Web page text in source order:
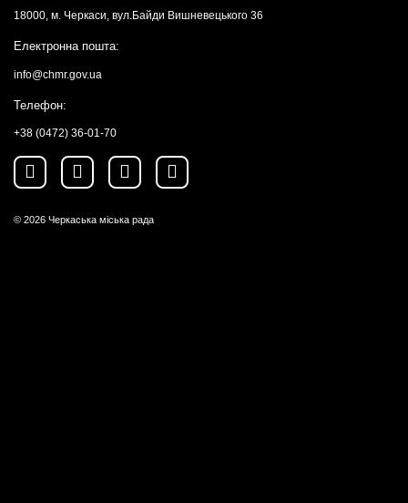
18000, м. Черкаси, вул.Байди Вишневецького 36
Електронна пошта:
info@chmr.gov.ua
Телефон:
+38 (0472) 36-01-70
© 2026 Черкаська міська рада